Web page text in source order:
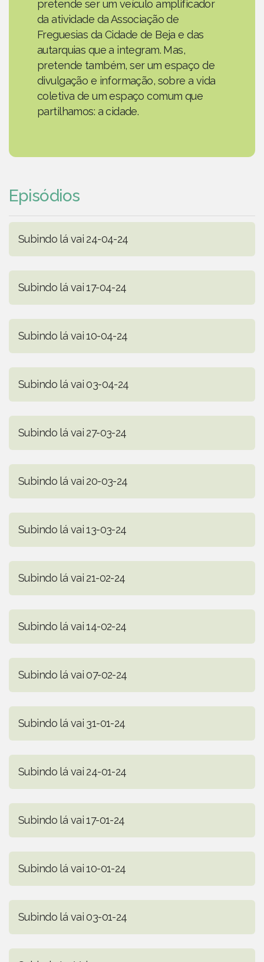
pretende ser um veículo amplificador
da atividade da Associação de
Freguesias da Cidade de Beja e das
autarquias que a integram. Mas,
pretende também, ser um espaço de
divulgação e informação, sobre a vida
coletiva de um espaço comum que
partilhamos: a cidade.
Episódios
Subindo lá vai 24-04-24
Subindo lá vai 17-04-24
Subindo lá vai 10-04-24
Subindo lá vai 03-04-24
Subindo lá vai 27-03-24
Subindo lá vai 20-03-24
Subindo lá vai 13-03-24
Subindo lá vai 21-02-24
Subindo lá vai 14-02-24
Subindo lá vai 07-02-24
Subindo lá vai 31-01-24
Subindo lá vai 24-01-24
Subindo lá vai 17-01-24
Subindo lá vai 10-01-24
Subindo lá vai 03-01-24